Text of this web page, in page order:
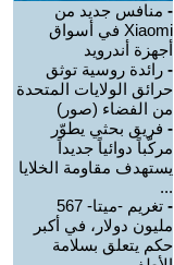
- منافس جديد من
Xiaomi في أسواق
أجهزة أندرويد
- رائدة روسية توثق
حرائق الولايات المتحدة
من الفضاء (صور)
- فريق بحثي يطوّر
مركّباً دوائياً جديداً
يستهدف مقاومة الخلايا
...
-
تغريم -ميتا- 567
مليون دولار، في أكبر
حكم يتعلق بسلامة